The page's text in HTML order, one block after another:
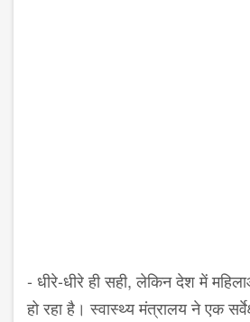
- धीरे-धीरे ही सही, लेकिन देश में
हो रहा है। स्वास्थ्य मंत्रालय ने एक